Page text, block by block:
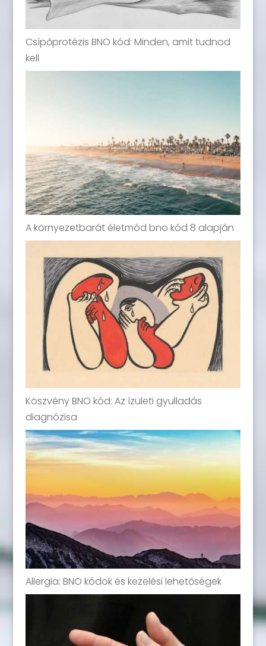
Csípőprotézis BNO kód: Minden, amit tudnod
kell
A környezetbarát életmód bno kód 8 alapján
Köszvény BNO kód: Az ízületi gyulladás
diagnózisa
Allergia: BNO kódok és kezelési lehetőségek